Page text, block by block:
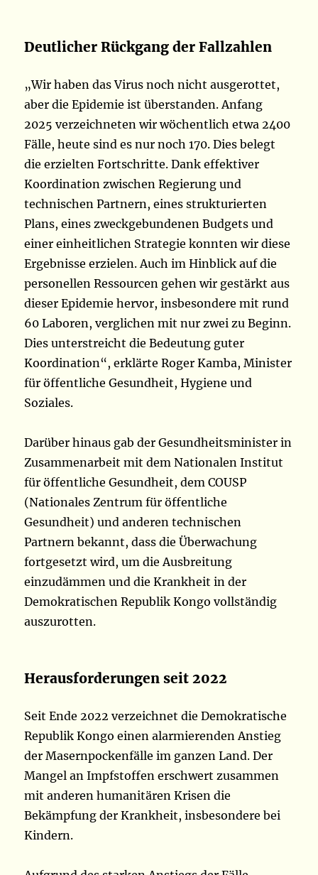
Deutlicher Rückgang der Fallzahlen
„Wir haben das Virus noch nicht ausgerottet,
aber die Epidemie ist überstanden. Anfang
2025 verzeichneten wir wöchentlich etwa 2400
Fälle, heute sind es nur noch 170. Dies belegt
die erzielten Fortschritte. Dank effektiver
Koordination zwischen Regierung und
technischen Partnern, eines strukturierten
Plans, eines zweckgebundenen Budgets und
einer einheitlichen Strategie konnten wir diese
Ergebnisse erzielen. Auch im Hinblick auf die
personellen Ressourcen gehen wir gestärkt aus
dieser Epidemie hervor, insbesondere mit rund
60 Laboren, verglichen mit nur zwei zu Beginn.
Dies unterstreicht die Bedeutung guter
Koordination“, erklärte Roger Kamba, Minister
für öffentliche Gesundheit, Hygiene und
Soziales.
Darüber hinaus gab der Gesundheitsminister in
Zusammenarbeit mit dem Nationalen Institut
für öffentliche Gesundheit, dem COUSP
(Nationales Zentrum für öffentliche
Gesundheit) und anderen technischen
Partnern bekannt, dass die Überwachung
fortgesetzt wird, um die Ausbreitung
einzudämmen und die Krankheit in der
Demokratischen Republik Kongo vollständig
auszurotten.
Herausforderungen seit 2022
Seit Ende 2022 verzeichnet die Demokratische
Republik Kongo einen alarmierenden Anstieg
der Masernpockenfälle im ganzen Land. Der
Mangel an Impfstoffen erschwert zusammen
mit anderen humanitären Krisen die
Bekämpfung der Krankheit, insbesondere bei
Kindern.